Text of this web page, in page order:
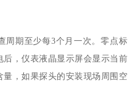
周期至少每3个月一次。零点标
，仪表液晶显示屏会显示当前
，如果探头的安装现场周围空